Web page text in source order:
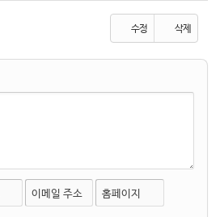
수정 삭제
이메일 주소 홈페이지